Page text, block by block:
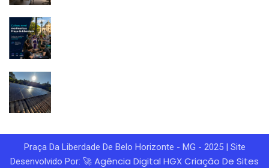
Praça Da Liberdade De Belo Horizonte - MG - 2025 | Site
Desenvolvido Por: 🚀 Agência Digital HGXCriação De Sites